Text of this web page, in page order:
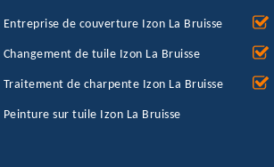
Entreprise de couverture Izon La Bruisse
Changement de tuile Izon La Bruisse
Traitement de charpente Izon La Bruisse
Peinture sur tuile Izon La Bruisse